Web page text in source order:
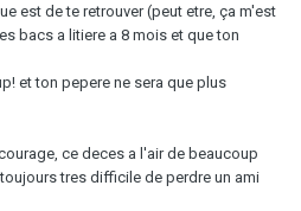
est de te retrouver (peut etre, ça m'est
bacs a litiere a 8 mois et que ton
et ton pepere ne sera que plus
ce deces a l'air de beaucoup
tres difficile de perdre un ami